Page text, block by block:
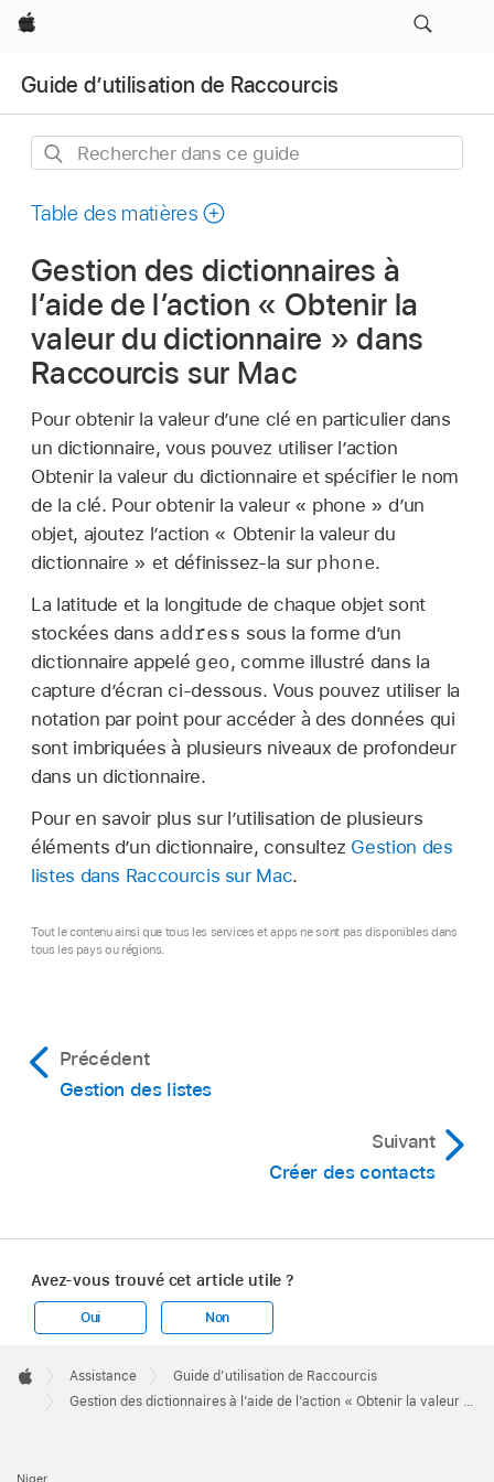
Apple
Guide d’utilisation de Raccourcis
Rechercher
ce
Table des matières
Gestion des dictionnaires à
l’aide de l’action « Obtenir la
valeur du dictionnaire » dans
Raccourcis sur Mac
Pour obtenir la valeur d’une clé en particulier dans
un dictionnaire, vous pouvez utiliser l’action
Obtenir la valeur du dictionnaire et spécifier le nom
de la clé. Pour obtenir la valeur « phone » d’un
objet, ajoutez l’action « Obtenir la valeur du
dictionnaire » et définissez-la sur phone.
La latitude et la longitude de chaque objet sont
stockées dans address sous la forme d’un
dictionnaire appelé geo, comme illustré dans la
capture d’écran ci-dessous. Vous pouvez utiliser la
notation par point pour accéder à des données qui
sont imbriquées à plusieurs niveaux de profondeur
dans un dictionnaire.
Pour en savoir plus sur l’utilisation de plusieurs
éléments d’un dictionnaire, consultez Gestion des
listes dans Raccourcis sur Mac.
Tout le contenu ainsi que tous les services et apps ne sont pas disponibles dans
tous les pays ou régions.
Précédent
Gestion des listes
Suivant
Créer des contacts
Avez-vous trouvé cet article utile ?
Oui Non
Footer

Apple
Assistance
Guide d’utilisation de Raccourcis
Gestion des dictionnaires à l’aide de l’action « Obtenir la valeur du dictionnaire » dans Raccourcis sur Mac